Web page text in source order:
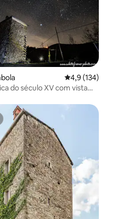
de 5, 4 avaliações
4,9 de uma avaliação
4,9 (134)
do século XV com vista
de 5, 63 avaliações